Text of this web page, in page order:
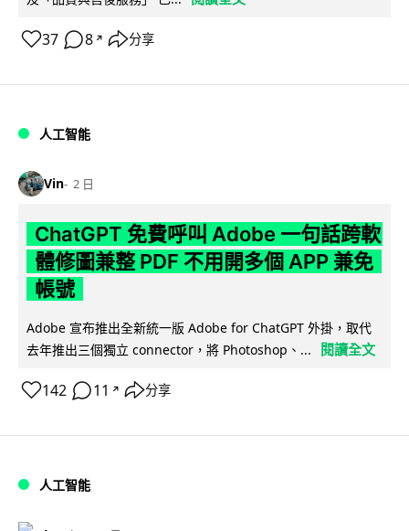
37 8 ↗ 分享
人工智能
Vin 2 日
ChatGPT 免費呼叫 Adobe 一句話跨軟
體修圖兼整 PDF 不用開多個 APP 兼免
帳號
Adobe 宣布推出全新統一版 Adobe for ChatGPT 外掛，取代
去年推出三個獨立 connector，將 Photoshop、...
閱讀全文
142 11 ↗ 分享
人工智能